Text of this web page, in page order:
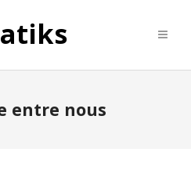
entre nous